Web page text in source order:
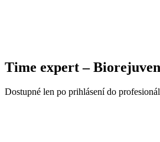
Time expert –
Dostupné len po prihlásení do